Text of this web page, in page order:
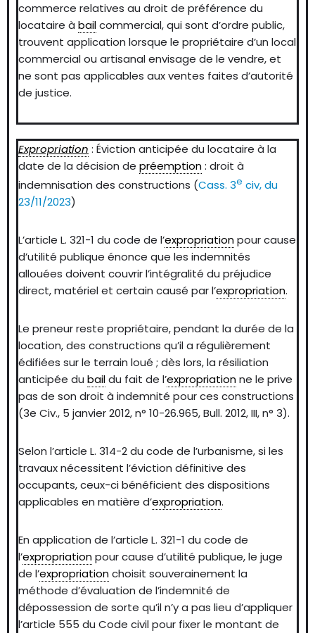
commerce relatives au droit de préférence du
locataire à bailcommercial, qui sont d’ordre public,
trouvent application lorsque le propriétaire d’un local
commercial ou artisanal envisage de le vendre, et
ne sont pas applicables aux ventes faites d’autorité
de justice.
Expropriation : Éviction anticipée du locataire à la
date de la décision de préemption: droit à
indemnisation des constructions (Cass. 3e civ, du
23/11/2023)
L’article L. 321-1 du code de l’expropriationpour cause
d’utilité publique énonce que les indemnités
allouées doivent couvrir l’intégralité du préjudice
direct, matériel et certain causé par l’expropriation.
Le preneur reste propriétaire, pendant la durée de la
location, des constructions qu’il a régulièrement
édifiées sur le terrain loué ; dès lors, la résiliation
anticipée du baildu fait de l’expropriationne le prive
pas de son droit à indemnité pour ces constructions
(3e Civ., 5 janvier 2012, n° 10-26.965, Bull. 2012, III, n° 3).
Selon l’article L. 314-2 du code de l’urbanisme, si les
travaux nécessitent l’éviction définitive des
occupants, ceux-ci bénéficient des dispositions
applicables en matière d’expropriation.
En application de l’article L. 321-1 du code de
l’expropriationpour cause d’utilité publique, le juge
de l’expropriationchoisit souverainement la
méthode d’évaluation de l’indemnité de
dépossession de sorte qu’il n’y a pas lieu d’appliquer
l’article 555 du Code civil pour fixer le montant de